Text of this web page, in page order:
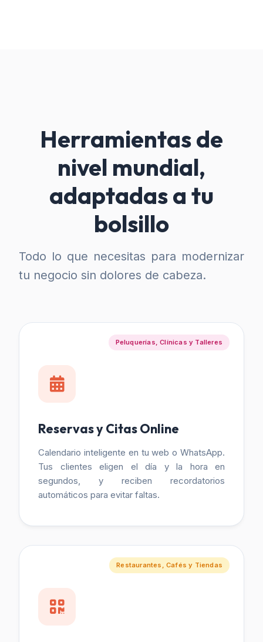
Herramientas de
nivel mundial,
adaptadas a tu
bolsillo
Todo lo que necesitas para modernizar
tu negocio sin dolores de cabeza.
Peluquerías, Clínicas y Talleres
Reservas y Citas Online
Calendario inteligente en tu web o WhatsApp.
Tus clientes eligen el día y la hora en
segundos, y reciben recordatorios
automáticos para evitar faltas.
Restaurantes, Cafés y Tiendas